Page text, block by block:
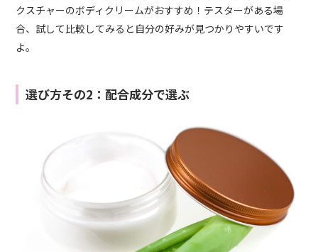
クスチャーのボディクリームがおすすめ！テスターがある場
合、試して比較してみると自分の好みが見つかりやすいです
よ。
選び方その2：配合成分で選ぶ